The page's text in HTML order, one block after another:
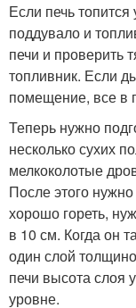
Если печь
поддувало и
печи и проверить
топливник. Если
помещение, все в
Теперь нужно
несколько сухих
мелкоколотые
После этого
хорошо гореть,
в 10 см. Когда он
один слой
печи высота слоя
уровне.